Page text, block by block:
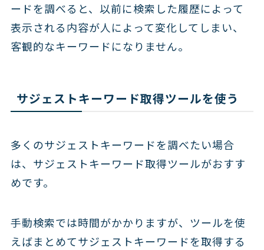
ードを調べると、以前に検索した履歴によって
表示される内容が人によって変化してしまい、
客観的なキーワードになりません。
サジェストキーワード取得ツールを使う
多くのサジェストキーワードを調べたい場合
は、サジェストキーワード取得ツールがおすす
めです。
手動検索では時間がかかりますが、ツールを使
えばまとめてサジェストキーワードを取得する